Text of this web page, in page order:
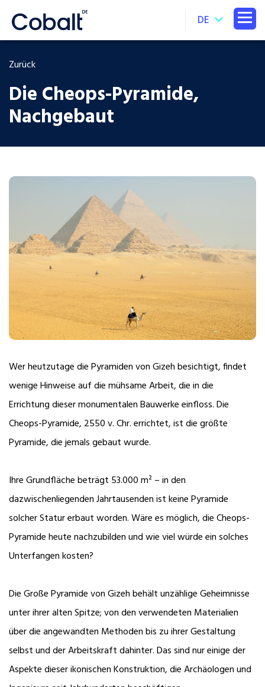
DE
Zurück
Die Cheops-Pyramide,
Nachgebaut
Wer heutzutage die Pyramiden von Gizeh besichtigt, findet
wenige Hinweise auf die mühsame Arbeit, die in die
Errichtung dieser monumentalen Bauwerke einfloss. Die
Cheops-Pyramide, 2550 v. Chr. errichtet, ist die größte
Pyramide, die jemals gebaut wurde.
Ihre Grundfläche beträgt 53.000 m² – in den
dazwischenliegenden Jahrtausenden ist keine Pyramide
solcher Statur erbaut worden. Wäre es möglich, die Cheops-
Pyramide heute nachzubilden und wie viel würde ein solches
Unterfangen kosten?
Die Große Pyramide von Gizeh behält unzählige Geheimnisse
unter ihrer alten Spitze; von den verwendeten Materialien
über die angewandten Methoden bis zu ihrer Gestaltung
selbst und der Arbeitskraft dahinter. Das sind nur einige der
Aspekte dieser ikonischen Konstruktion, die Archäologen und